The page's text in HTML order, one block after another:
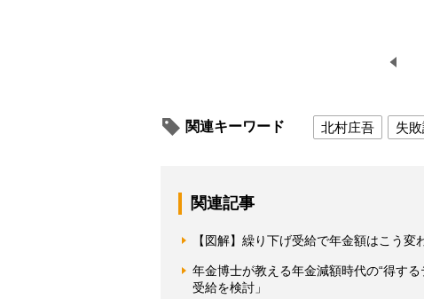
関連キーワード 北村庄吾 失
関連記事
【図解】繰り下げ受給で年金額はこう
年金博士が教える年金減額時代の“得す
受給を検討」